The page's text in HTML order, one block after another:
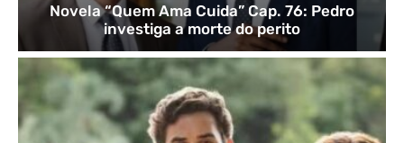
Novela “Quem Ama Cuida” Cap. 76: Pedro
investiga a morte do perito